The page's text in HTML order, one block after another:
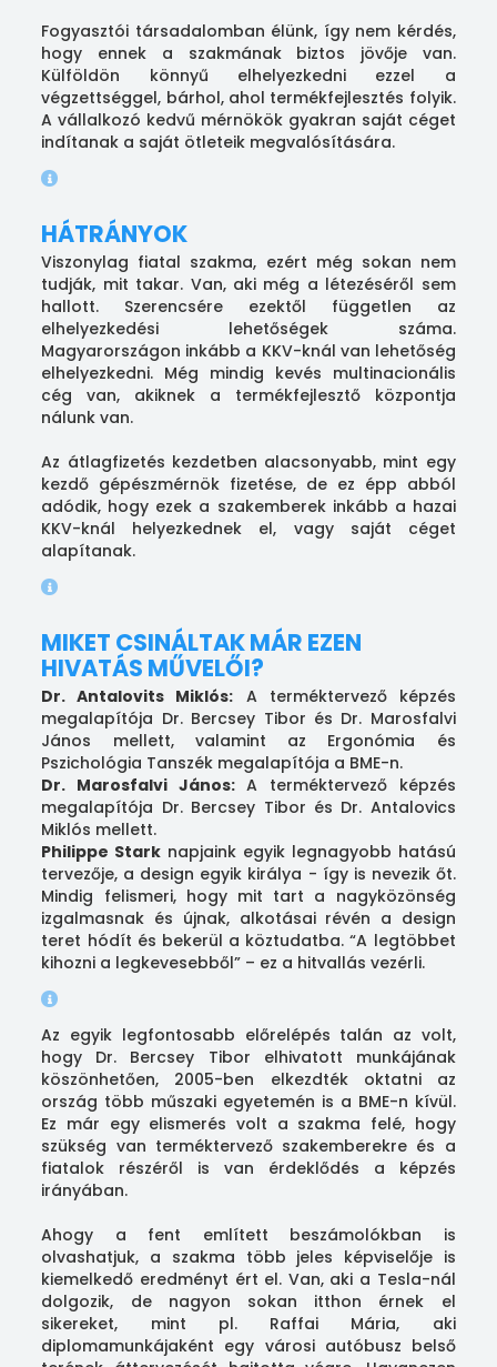
Fogyasztói társadalomban élünk, így nem kérdés,
hogy ennek a szakmának biztos jövője van.
Külföldön könnyű elhelyezkedni ezzel a
végzettséggel, bárhol, ahol termékfejlesztés folyik.
A vállalkozó kedvű mérnökök gyakran saját céget
indítanak a saját ötleteik megvalósítására.
HÁTRÁNYOK
Viszonylag fiatal szakma, ezért még sokan nem
tudják, mit takar. Van, aki még a létezéséről sem
hallott. Szerencsére ezektől független az
elhelyezkedési lehetőségek száma.
Magyarországon inkább a KKV-knál van lehetőség
elhelyezkedni. Még mindig kevés multinacionális
cég van, akiknek a termékfejlesztő központja
nálunk van.
Az átlagfizetés kezdetben alacsonyabb, mint egy
kezdő gépészmérnök fizetése, de ez épp abból
adódik, hogy ezek a szakemberek inkább a hazai
KKV-knál helyezkednek el, vagy saját céget
alapítanak.
MIKET CSINÁLTAK MÁR EZEN
HIVATÁS MŰVELŐI?
Dr. Antalovits Miklós: A terméktervező képzés
megalapítója Dr. Bercsey Tibor és Dr. Marosfalvi
János mellett, valamint az Ergonómia és
Pszichológia Tanszék megalapítója a BME-n.
Dr. Marosfalvi János:A terméktervező képzés
megalapítója Dr. Bercsey Tibor és Dr. Antalovics
Miklós mellett.
Philippe Stark napjaink egyik legnagyobb hatású
tervezője, a design egyik királya - így is nevezik őt.
Mindig felismeri, hogy mit tart a nagyközönség
izgalmasnak és újnak, alkotásai révén a design
teret hódít és bekerül a köztudatba. “A legtöbbet
kihozni a legkevesebből” – ez a hitvallás vezérli.
Az egyik legfontosabb előrelépés talán az volt,
hogy Dr. Bercsey Tibor elhivatott munkájának
köszönhetően, 2005-ben elkezdték oktatni az
ország több műszaki egyetemén is a BME-n kívül.
Ez már egy elismerés volt a szakma felé, hogy
szükség van terméktervező szakemberekre és a
fiatalok részéről is van érdeklődés a képzés
irányában.
Ahogy a fent említett beszámolókban is
olvashatjuk, a szakma több jeles képviselője is
kiemelkedő eredményt ért el. Van, aki a Tesla-nál
dolgozik, de nagyon sokan itthon érnek el
sikereket, mint pl. Raffai Mária, aki
diplomamunkájaként egy városi autóbusz belső